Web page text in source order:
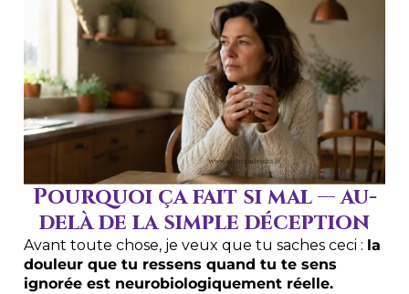
Pourquoi ça fait si mal — au-
delà de la simple déception
Avant toute chose, je veux que tu saches ceci : la
douleur que tu ressens quand tu te sens
ignorée est neurobiologiquement réelle.